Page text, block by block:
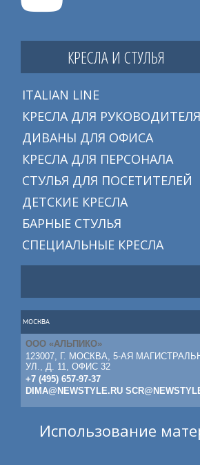
КРЕСЛА И СТУЛЬЯ
ITALIAN LINE
КРЕСЛА ДЛЯ РУКОВОДИТЕЛЯ
ДИВАНЫ ДЛЯ ОФИСА
КРЕСЛА ДЛЯ ПЕРСОНАЛА
СТУЛЬЯ ДЛЯ ПОСЕТИТЕЛЕЙ
ДЕТСКИЕ КРЕСЛА
БАРНЫЕ СТУЛЬЯ
СПЕЦИАЛЬНЫЕ КРЕСЛА
МОСКВА
ООО «АЛЬПИКО»
123007, Г. МОСКВА, 5-АЯ
УЛ., Д. 11, ОФИС 32
+7 (495) 657-97-37
DIMA@NEWSTYLE.RU
Использование